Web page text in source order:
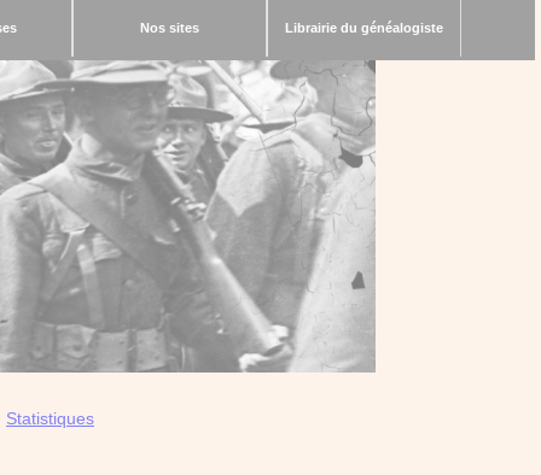
Nos sites Librairie du généalogiste
Statistiques